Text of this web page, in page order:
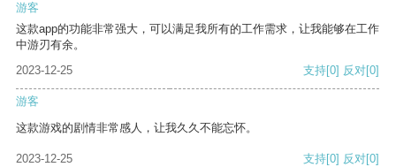
游客
这款app的功能非常强大，可以满足我所有的工作需求，让我能够在工作
中游刃有余。
2023-12-25
支持[0] 反对[0]
游客
这款游戏的剧情非常感人，让我久久不能忘怀。
2023-12-25 支持[0] 反对[0]